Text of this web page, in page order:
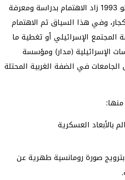
لا شك أنه في السنوات الأخيرة وخصوصاً ما بعد مؤتمري مدريد 1991 واوسلو 1993 زاد الاهتمام بدراسة ومعرفة
وفي هذا السياق تم الاهتمام
المجتمع الإسرائيلي أو تغطية ما
الإسرائيلية (مدار) ومؤسسة
في الضفة الغربية المحتلة
العسكرية
صورة رومانسية طهرية عن